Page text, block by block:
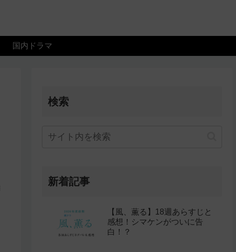
国内ドラマ
検索
新着記事
【風、薫る】18週あらすじと
感想！シマケンがついに告
白！？